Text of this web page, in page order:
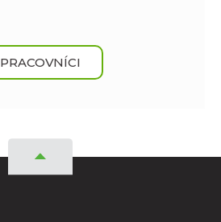
PRACOVNÍCI